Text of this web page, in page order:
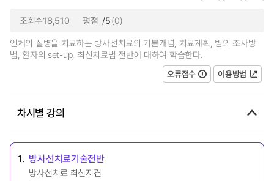
조회수18,510 평점 /5(0)
인체의 질병을 치료하는 방사선치료의 기본개념, 치료계획, 빔의 조사방
법, 환자의 set-up, 최신치료법 전반에 대하여 학습한다.
오류접수
이용방법
차시별 강의
1. 방사선치료기술전반
방사선치료 최신지견